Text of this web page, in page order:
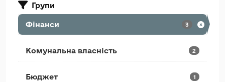
Групи
Фінанси 3
Комунальна власність 2
Бюджет 1